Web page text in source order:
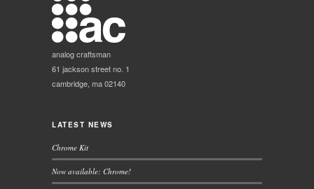
analog craftsman
61 jackson street no. 1
cambridge, ma 02140
LATEST NEWS
Chrome Kit
Now available: Chrome!